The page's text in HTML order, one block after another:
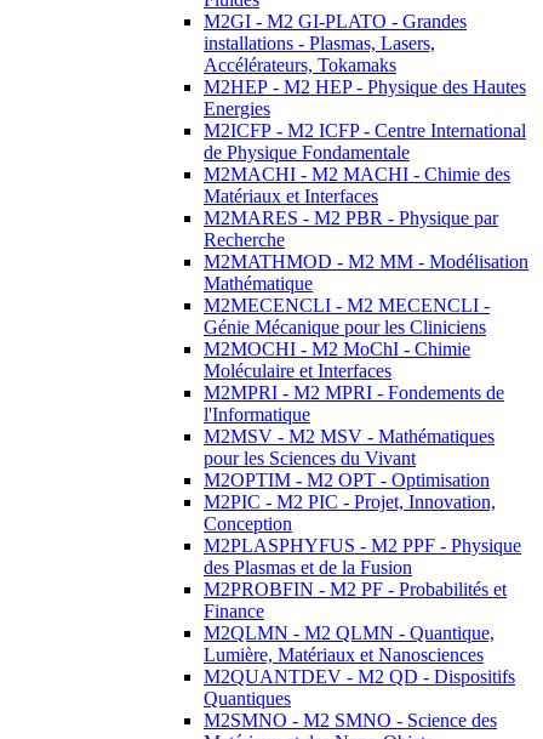
M2GI - M2 GI-PLATO - Grandes
installations - Plasmas, Lasers,
Accélérateurs, Tokamaks
M2HEP - M2 HEP - Physique des Hautes
Energies
M2ICFP - M2 ICFP - Centre International
de Physique Fondamentale
M2MACHI - M2 MACHI - Chimie des
Matériaux et Interfaces
M2MARES - M2 PBR - Physique par
Recherche
M2MATHMOD - M2 MM - Modélisation
Mathématique
M2MECENCLI - M2 MECENCLI -
Génie Mécanique pour les Cliniciens
M2MOCHI - M2 MoChI - Chimie
Moléculaire et Interfaces
M2MPRI - M2 MPRI - Fondements de
l'Informatique
M2MSV - M2 MSV - Mathématiques
pour les Sciences du Vivant
M2OPTIM - M2 OPT - Optimisation
M2PIC - M2 PIC - Projet, Innovation,
Conception
M2PLASPHYFUS - M2 PPF - Physique
des Plasmas et de la Fusion
M2PROBFIN - M2 PF - Probabilités et
Finance
M2QLMN - M2 QLMN - Quantique,
Lumière, Matériaux et Nanosciences
M2QUANTDEV - M2 QD - Dispositifs
Quantiques
M2SMNO - M2 SMNO - Science des